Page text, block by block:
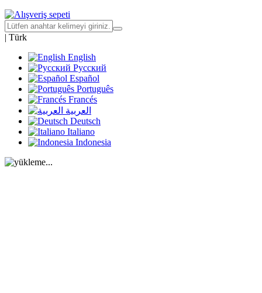
| Türk
English
Русский
Español
Português
Francés
العربية
Deutsch
Italiano
Indonesia